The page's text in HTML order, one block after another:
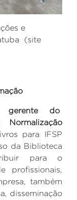
e
(site
gerente do
para IFSP
da Biblioteca
para o
profissionais,
também
disseminação